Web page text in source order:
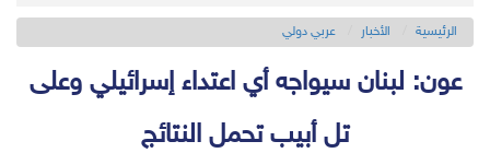
الرئيسية الأخبار عربي دولي
عون: لبنان سيواجه أي اعتداء إسرائيلي وعلى
تل أبيب تحمل النتائج